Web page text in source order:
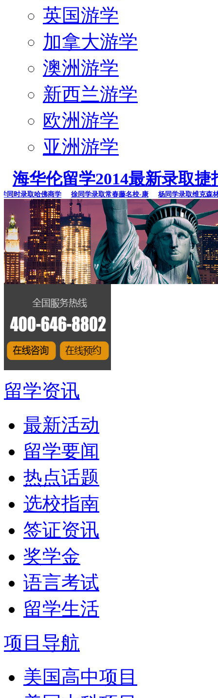
英国游学
加拿大游学
澳洲游学
新西兰游学
欧洲游学
亚洲游学
海华伦留学2014最新录取捷
时录取哈佛商学 徐同学录取常春藤名校-康 杨同学录取维克森林
留学资讯
最新活动
留学要闻
热点话题
选校指南
签证资讯
奖学金
语言考试
留学生活
项目导航
美国高中项目